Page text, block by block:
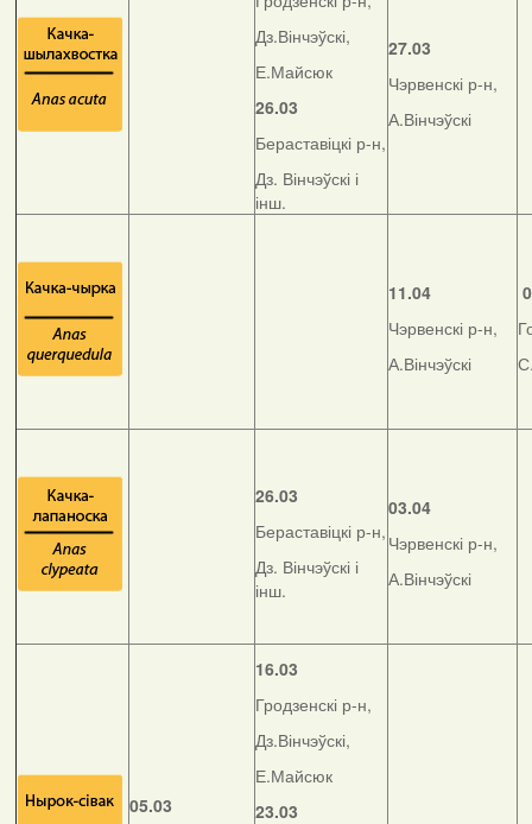
Дз.Вінчэўскі,
Е.Майсюк
26.03
Бераставіцкі р-н,
Дз. Вінчэўскі і
інш.
27.03
Чэрвенскі р-н,
А.Вінчэўскі
11.04
Чэрвенскі р-н,
А.Вінчэўскі
26.03
Бераставіцкі р-н,
Дз. Вінчэўскі і
інш.
03.04
Чэрвенскі р-н,
А.Вінчэўскі
05.03
16.03
Гродзенскі р-н,
Дз.Вінчэўскі,
Е.Майсюк
23.03